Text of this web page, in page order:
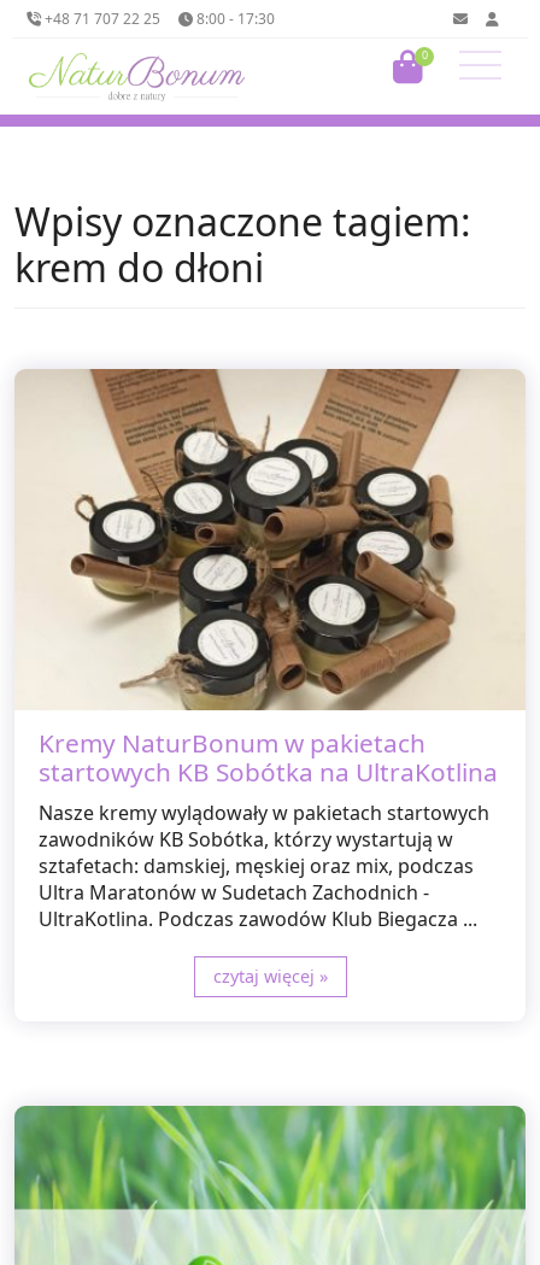
+48 71 707 22 25 8:00 - 17:30
0
Wpisy oznaczone tagiem:
krem do dłoni
Kremy NaturBonum w pakietach
startowych KB Sobótka na UltraKotlina
Nasze kremy wylądowały w pakietach startowych
zawodników KB Sobótka, którzy wystartują w
sztafetach: damskiej, męskiej oraz mix, podczas
Ultra Maratonów w Sudetach Zachodnich -
UltraKotlina. Podczas zawodów Klub Biegacza ...
czytaj więcej »